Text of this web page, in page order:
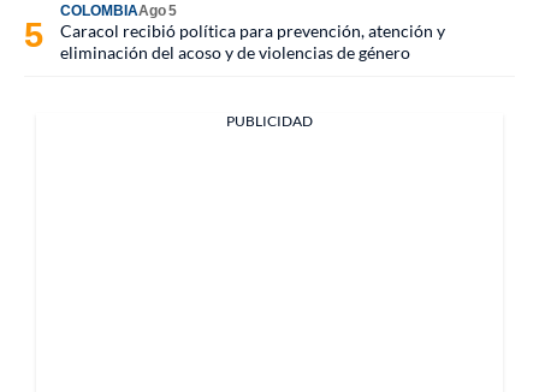
COLOMBIAAgo 5
Caracol recibió política para prevención, atención y
eliminación del acoso y de violencias de género
PUBLICIDAD